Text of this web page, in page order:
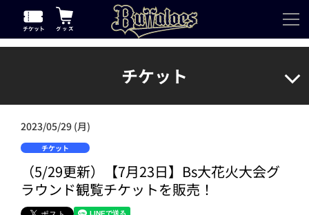
チケット
2023/05/29 (月)
チケット
（5/29更新）【7月23日】Bs大花火大会グ
ラウンド観覧チケットを販売！